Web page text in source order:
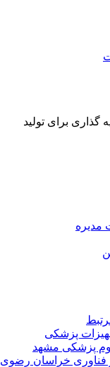
مدیره
پزشکی
پزشکی مشهد
فناوری خراسان رضوی